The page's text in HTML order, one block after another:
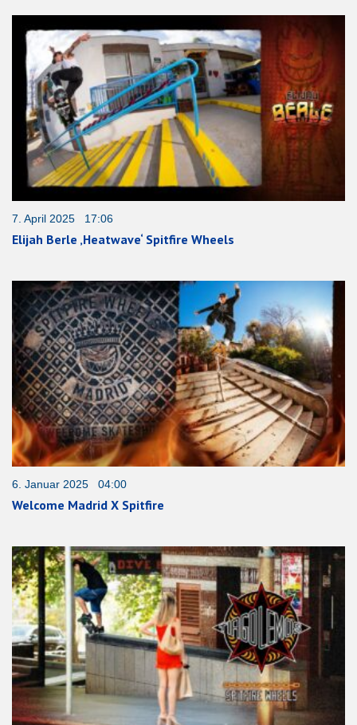
7. April 2025 17:06
Elijah Berle ‚Heatwave‘ Spitfire Wheels
6. Januar 2025 04:00
Welcome Madrid X Spitfire